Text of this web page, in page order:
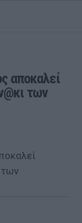
αποκαλεί
των